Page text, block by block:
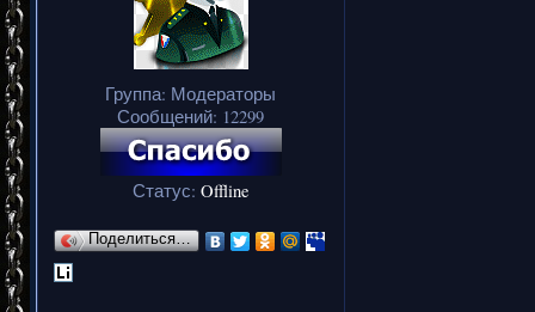
Группа: Модераторы
Сообщений: 12299
Статус: Offline
Поделиться…